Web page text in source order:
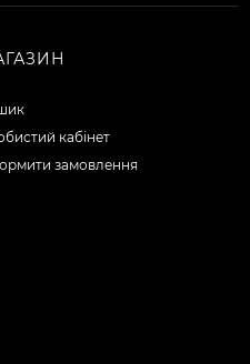
кабінет
замовлення